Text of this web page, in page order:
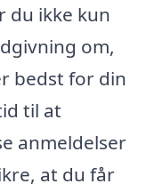
du ikke kun
om,
bedst for din
til at
anmeldelser
at du får